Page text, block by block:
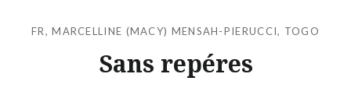
FR,MARCELLINE (MACY) MENSAH-PIERUCCI, TOGO
Sans repéres